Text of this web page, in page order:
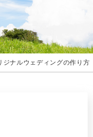
ジナルウェディングの作り方